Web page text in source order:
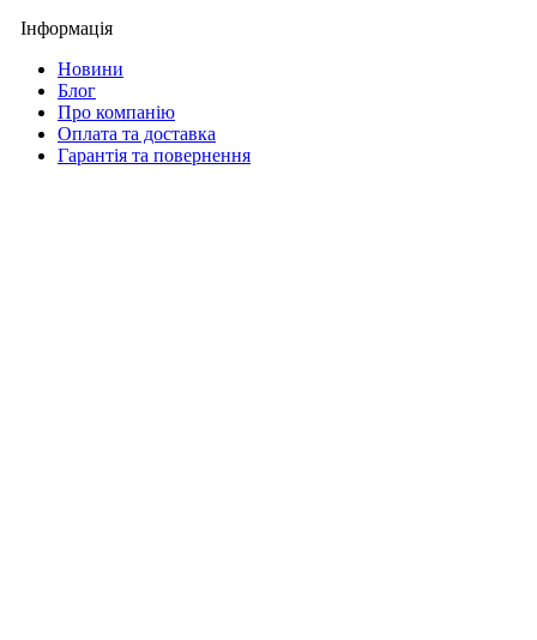
Інформація
Новини
Блог
Про компанію
Оплата та доставка
Гарантія та повернення